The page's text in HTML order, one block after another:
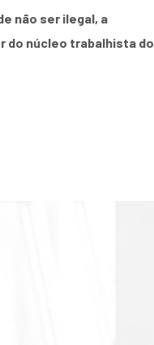
não ser ilegal, a
do núcleo trabalhista do